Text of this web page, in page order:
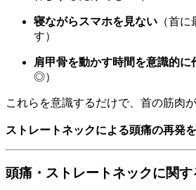
寝ながらスマホを見ない （首
す）
肩甲骨を動かす時間を意識的に
◎）
これらを意識するだけで、首の筋肉が
ストレートネックによる頭痛の再発
頭痛・ストレートネックに関